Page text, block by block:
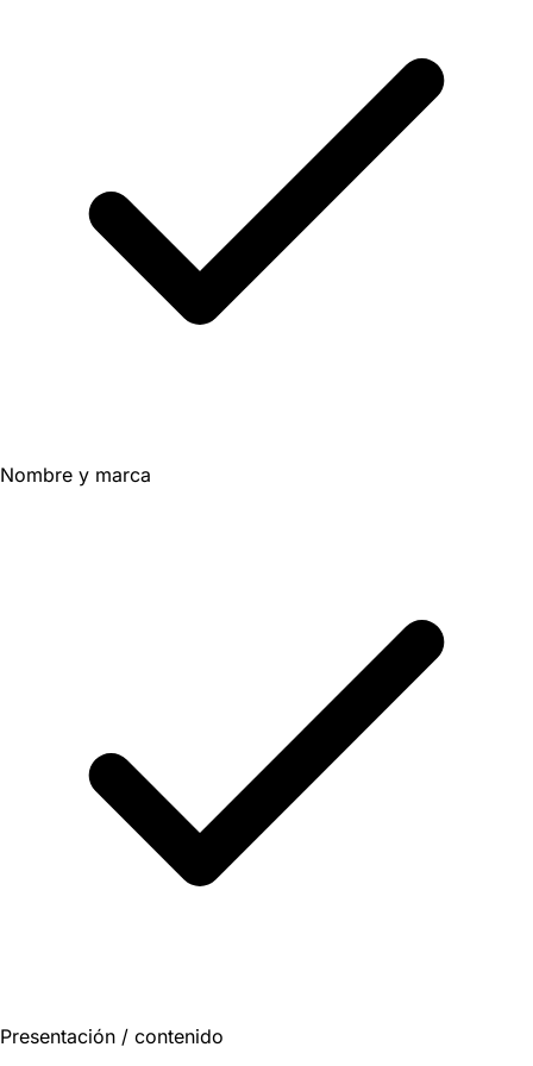
Nombre y marca
Presentación / contenido